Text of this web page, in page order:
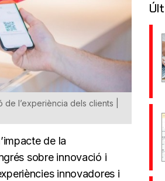
l’experiència dels clients |
de la
sobre innovació i
innovadores i